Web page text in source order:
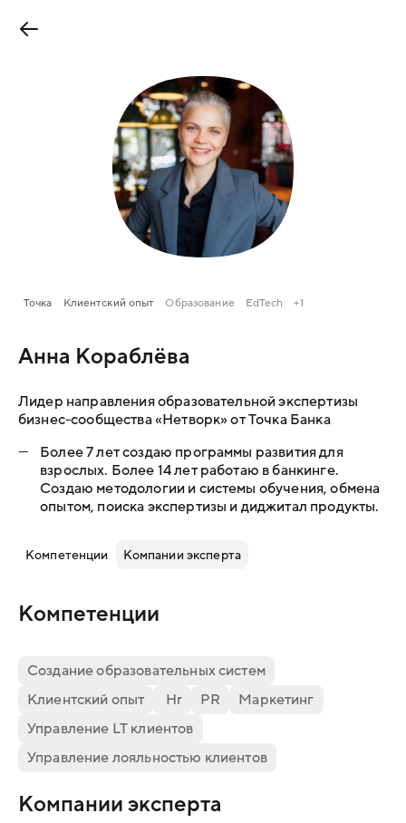
Точка Клиентский опыт Образование EdTech +1
Анна Кораблёва
Лидер направления образовательной экспертизы
бизнес-сообщества «Нетворк» от Точка Банка
—
Более 7 лет создаю программы развития для
взрослых. Более 14 лет работаю в банкинге.
Создаю методологии и системы обучения, обмена
опытом, поиска экспертизы и диджитал продукты.
Компетенции Компании эксперта
Компетенции
Создание образовательных систем
Клиентский опыт
Hr PR
Маркетинг
Управление LT клиентов
Управление лояльностью клиентов
Компании эксперта